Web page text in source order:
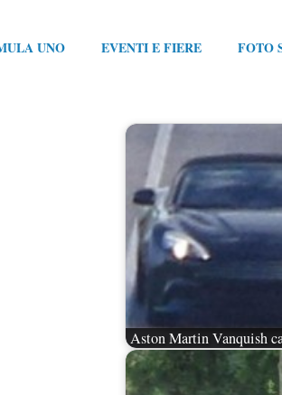
UNO EVENTI E FIERE FOTO
Aston Martin Vanquish